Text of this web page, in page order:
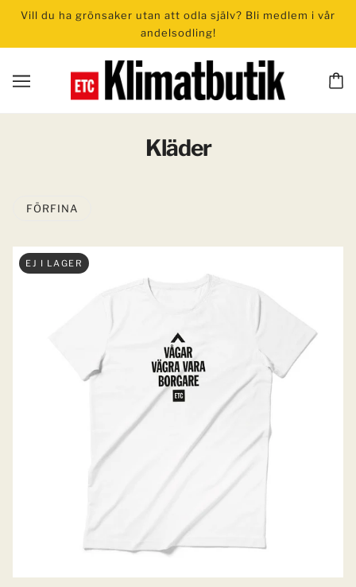
Vill du ha grönsaker utan att odla själv? Bli medlem i vår
andelsodling!
Kläder
FÖRFINA
EJ I LAGER